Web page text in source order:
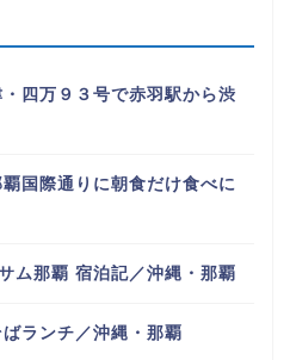
四万９３号で赤羽駅から渋
国際通りに朝食だけ食べに
ム那覇 宿泊記／沖縄・那覇
ランチ／沖縄・那覇